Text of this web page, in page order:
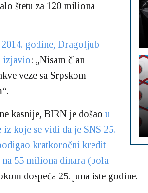
štetu za 120 miliona
godine, Dragoljub
izjavio: „Nisam član
veze sa Srpskom
kasnije, BIRN je došao u
iz koje se vidi da je SNS 25.
kratkoročni kredit
55 miliona dinara (pola
dospeća 25. juna iste godine.